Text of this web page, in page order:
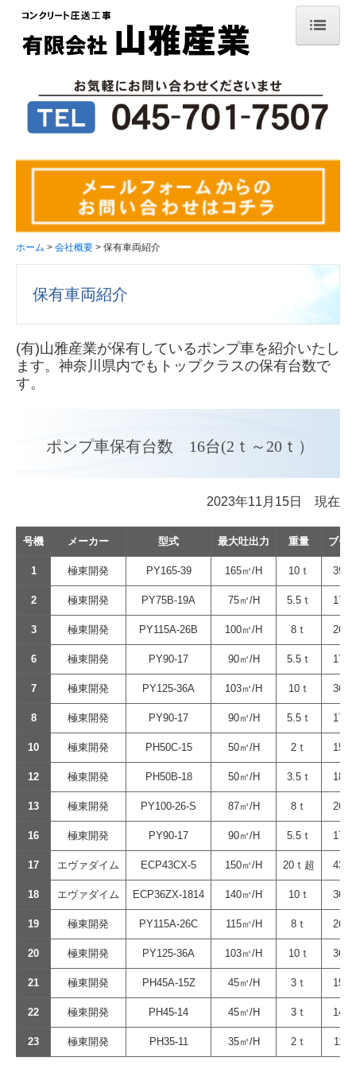
従業員紹介
コンクリート圧送とは
仕事の流れ
ホーム 会社概要 保有車両紹介
保有車両紹介
(有)山雅産業が保有しているポンプ車を紹介いたし
ます。神奈川県内でもトップクラスの保有台数で
す。
ポンプ車保有台数 16台(2ｔ～20ｔ）
2023年11月15日 現在
号機 メーカー 型式 最大吐出力 重量 ブー
1 極東開発 PY165-39 165㎥/H 10ｔ 39ｍ
2 極東開発 PY75B-19A 75㎥/H 5.5ｔ 17ｍ
3 極東開発 PY115A-26B 100㎥/H 8ｔ 26ｍ
6 極東開発 PY90-17 90㎥/H 5.5ｔ 17ｍ
7 極東開発 PY125-36A 103㎥/H 10ｔ 36ｍ
8 極東開発 PY90-17 90㎥/H 5.5ｔ 17ｍ
10 極東開発 PH50C-15 50㎥/H 2ｔ 15ｍ
12 極東開発 PH50B-18 50㎥/H 3.5ｔ 18ｍ
13 極東開発 PY100-26-S 87㎥/H 8ｔ 26ｍ
16 極東開発 PY90-17 90㎥/H 5.5ｔ 17ｍ
17 エヴァダイム ECP43CX-5 150㎥/H 20ｔ超 43ｍ
18 エヴァダイム ECP36ZX-1814 140㎥/H 10ｔ 36ｍ
19 極東開発 PY115A-26C 115㎥/H 8ｔ 26ｍ
20 極東開発 PY125-36A 103㎥/H 10ｔ 36ｍ
21 極東開発 PH45A-15Z 45㎥/H 3ｔ 15ｍ
22 極東開発 PH45-14 45㎥/H 3ｔ 14ｍ
23 極東開発 PH35-11 35㎥/H 2ｔ 11ｍ